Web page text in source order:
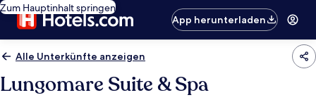
Zum Hauptinhalt springen
App herunterladen
Alle Unterkünfte anzeigen
Lungomare Suite & Spa